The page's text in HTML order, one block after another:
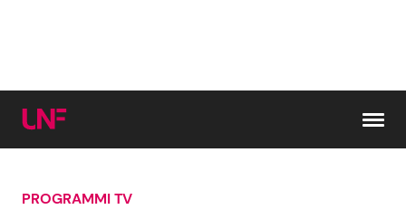
Cerca:
PROGRAMMI TV